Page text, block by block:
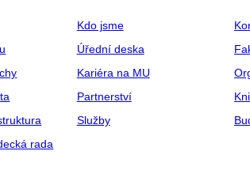
rada
Kdo jsme
Úřední deska
Kariéra na MU
Partnerství
Služby